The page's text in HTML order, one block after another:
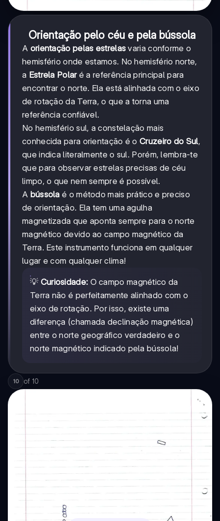
Orientação pelo céu e pela bússola
A orientação pelas estrelas varia conforme o
hemisfério onde estamos. No hemisfério norte,
a Estrela Polaré a referência principal para
encontrar o norte. Ela está alinhada com o eixo
de rotação da Terra, o que a torna uma
referência confiável.
No hemisfério sul, a constelação mais
conhecida para orientação é oCruzeiro do Sul,
que indica literalmente o sul. Porém, lembra-te
que para observar estrelas precisas de céu
limpo, o que nem sempre é possível.
A bússola é o método mais prático e preciso
de orientação. Ela tem uma agulha
magnetizada que aponta sempre para o norte
magnético devido ao campo magnético da
Terra. Este instrumento funciona em qualquer
lugar e com qualquer clima!
💡 Curiosidade: O campo magnético da
Terra não é perfeitamente alinhado com o
eixo de rotação. Por isso, existe uma
diferença (chamada declinação magnética)
entre o norte geográfico verdadeiro e o
norte magnético indicado pela bússola!
10 of 10